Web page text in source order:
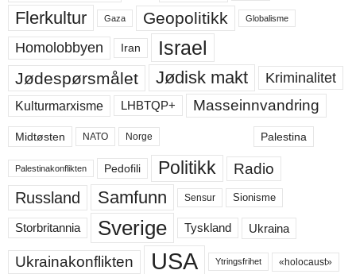
Flerkultur Gaza Geopolitikk Globalisme
Homolobbyen Iran Israel
Jødespørsmålet Jødisk makt Kriminalitet
Kulturmarxisme LHBTQP+ Masseinnvandring
Midtøsten NATO Norge Palestina
Palestinakonflikten Pedofili Politikk Radio
Russland Samfunn Sensur Sionisme
Storbritannia Sverige Tyskland Ukraina
Ukrainakonflikten USA Ytringsfrihet «holocaust»